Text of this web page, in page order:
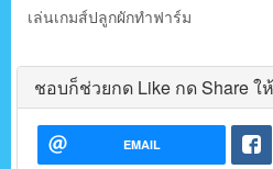
เล่นเกมส์ปลูกผักทำฟาร์ม
ชอบก็ช่วยกด Like กด Share
EMAIL